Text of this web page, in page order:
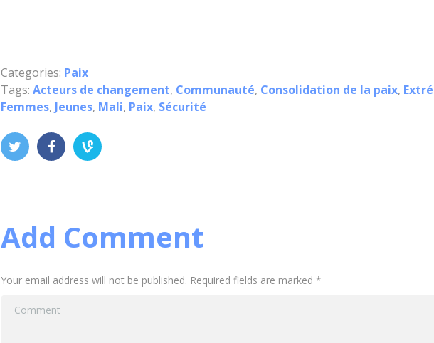
Categories: Paix
Tags: Acteurs de changement, Communauté, Consolidation de la paix,
Femmes, Jeunes, Mali, Paix, Sécurité
Add Comment
Your email address will not be published. Required fields are marked *